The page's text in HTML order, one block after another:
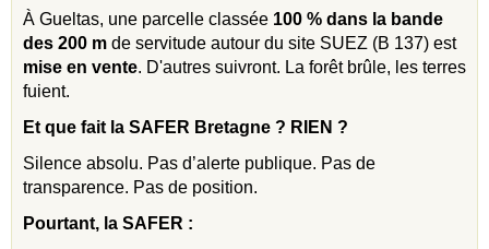
À Gueltas, une parcelle classée 100 % dans la bande
des 200 m de servitude autour du site SUEZ (B 137) est
mise en vente. D'autres suivront. La forêt brûle, les terres
fuient.
Et que fait la SAFER Bretagne ? RIEN ?
Silence absolu. Pas d’alerte publique. Pas de
transparence. Pas de position.
Pourtant, la SAFER :